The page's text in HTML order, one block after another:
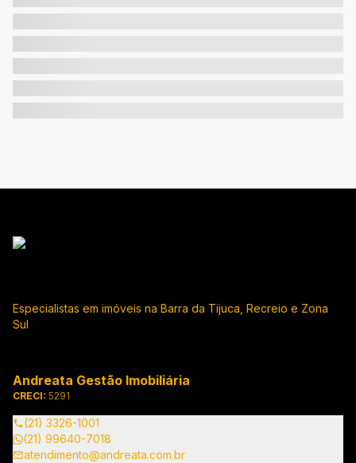
Especialistas em imóveis na Barra da Tijuca, Recreio e Zona
Sul
Andreata Gestão Imobiliária
CRECI: 5291
(21) 3326-1001
(21) 99640-7018
atendimento@andreata.com.br